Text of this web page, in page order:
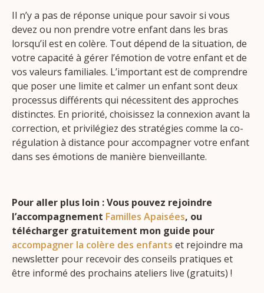
Il n’y a pas de réponse unique pour savoir si vous
devez ou non prendre votre enfant dans les bras
lorsqu’il est en colère. Tout dépend de la situation, de
votre capacité à gérer l’émotion de votre enfant et de
vos valeurs familiales. L’important est de comprendre
que poser une limite et calmer un enfant sont deux
processus différents qui nécessitent des approches
distinctes. En priorité, choisissez la connexion avant la
correction, et privilégiez des stratégies comme la co-
régulation à distance pour accompagner votre enfant
dans ses émotions de manière bienveillante.
Pour aller plus loin : Vous pouvez rejoindre
l’accompagnement Familles Apaisées, ou
télécharger gratuitement mon guide pour
accompagner la colère des enfants et rejoindre ma
newsletter pour recevoir des conseils pratiques et
être informé des prochains ateliers live (gratuits) !